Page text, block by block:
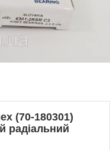
(70-180301)
радіальний